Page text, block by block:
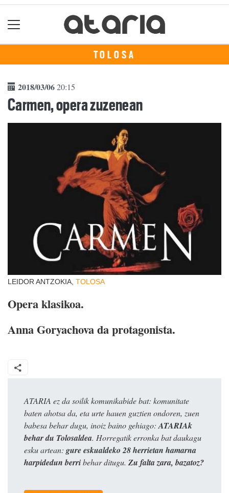
TOLOSA
2018/03/0620:15
Carmen, opera zuzenean
LEIDOR ANTZOKIA, TOLOSA
Opera klasikoa.
Anna Goryachova da protagonista.
ATARIA ez da soilik komunikabide bat: komunitate
baten ahotsa da, eta urte hauen guztien ondoren, zuen
babesa behar dugu, inoiz baino gehiago: ATARIAk
behar du Tolosaldea. Horregatik erronka bat daukagu
esku artean: gure eskualdeko 28 herrietan hamarna
harpidedun berribehar ditugu. Zu falta zara, bazatoz?